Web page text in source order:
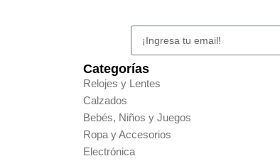
Categorías
Relojes y Lentes
Calzados
Bebés, Niños y Juegos
Ropa y Accesorios
Electrónica